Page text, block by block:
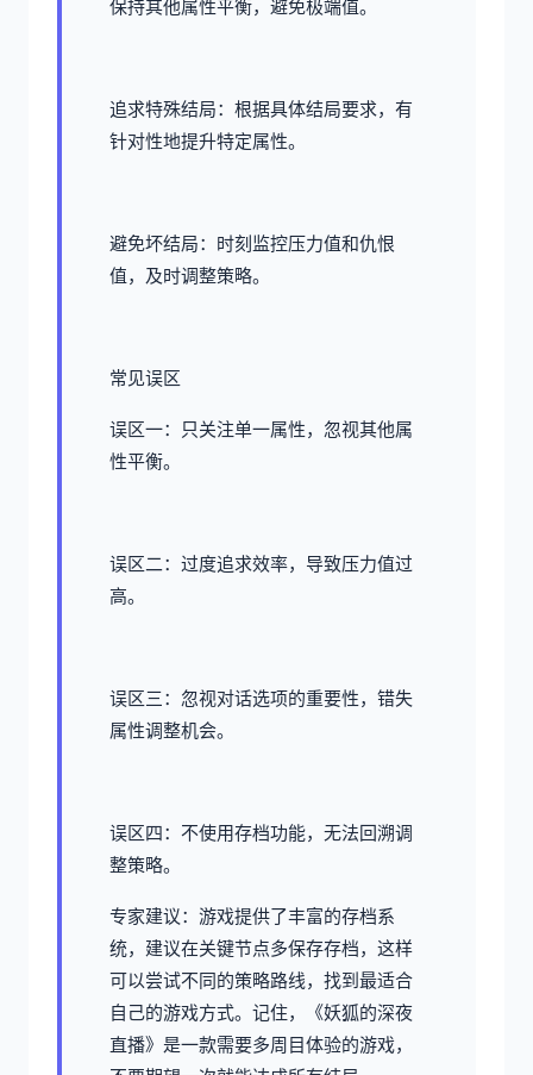
保持其他属性平衡，避免极端值。
追求特殊结局：根据具体结局要求，有
针对性地提升特定属性。
避免坏结局：时刻监控压力值和仇恨
值，及时调整策略。
常见误区
误区一：只关注单一属性，忽视其他属
性平衡。
误区二：过度追求效率，导致压力值过
高。
误区三：忽视对话选项的重要性，错失
属性调整机会。
误区四：不使用存档功能，无法回溯调
整策略。
专家建议：游戏提供了丰富的存档系
统，建议在关键节点多保存存档，这样
可以尝试不同的策略路线，找到最适合
自己的游戏方式。记住，《妖狐的深夜
直播》是一款需要多周目体验的游戏，